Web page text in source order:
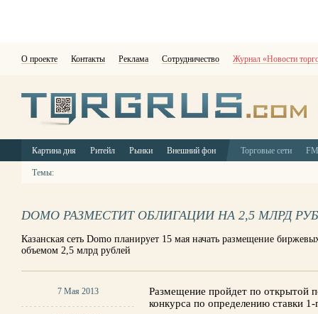
О проекте Контакты Реклама Сотрудничество Журнал «Новости
Картина дня Ритейл Рынки Внешний фон Торговые сети
Темы:
DOMO РАЗМЕСТИТ ОБЛИГАЦИИ НА 2,5 МЛРД РУБ
Казанская сеть Domo планирует 15 мая начать размещение
объемом 2,5 млрд рублей
7 Мая 2013
Размещение пройдет по
конкурса по определению ставки 1-